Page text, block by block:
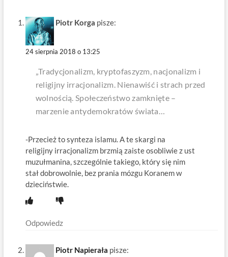
Piotr Korga pisze:
24 sierpnia 2018 o 13:25
„Tradycjonalizm, kryptofaszyzm, nacjonalizm i
religijny irracjonalizm. Nienawiść i strach przed
wolnością. Społeczeństwo zamknięte –
marzenie antydemokratów świata…
-Przecież to synteza islamu. A te skargi na
religijny irracjonalizm brzmią zaiste osobliwie z ust
muzułmanina, szczególnie takiego, który się nim
stał dobrowolnie, bez prania mózgu Koranem w
dzieciństwie.
Odpowiedz
Piotr Napierała pisze: